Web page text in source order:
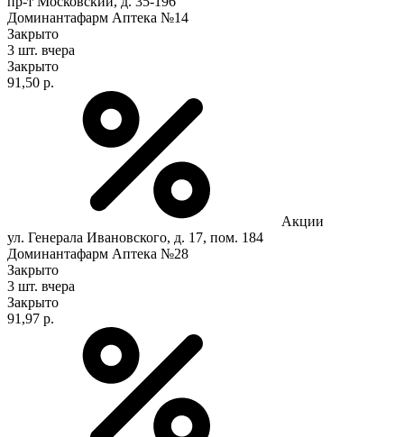
Доминантафарм Аптека №14
Закрыто
3 шт. вчера
Закрыто
91,50 р.
Акции
ул. Генерала Ивановского, д. 17, пом. 184
Доминантафарм Аптека №28
Закрыто
3 шт. вчера
Закрыто
91,97 р.